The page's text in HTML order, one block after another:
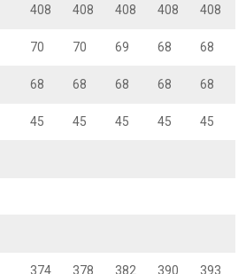
408 408 408 408 408
70 70 69 68 68
68 68 68 68 68
45 45 45 45 45
374 378 382 390 393